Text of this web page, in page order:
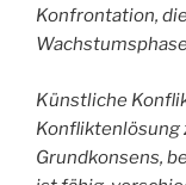
Konfrontation,
Künstliche
Konfliktenlösung
Grundkonsens,